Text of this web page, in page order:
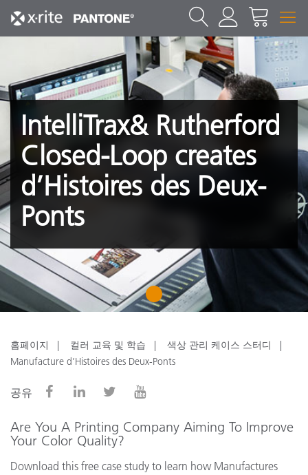
IntelliTrax& Rutherford
Closed-Loop creates
d’Histoires des Deux-
Ponts
1
홈페이지 컬러 교육 및 학습
색상 관리 케이스 스터디
Manufacture d’Histoires des Deux-Ponts
공유
Are You A Printing Company Aiming To Improve
Your Color Quality?
Download this free case study to learn how Manufactures